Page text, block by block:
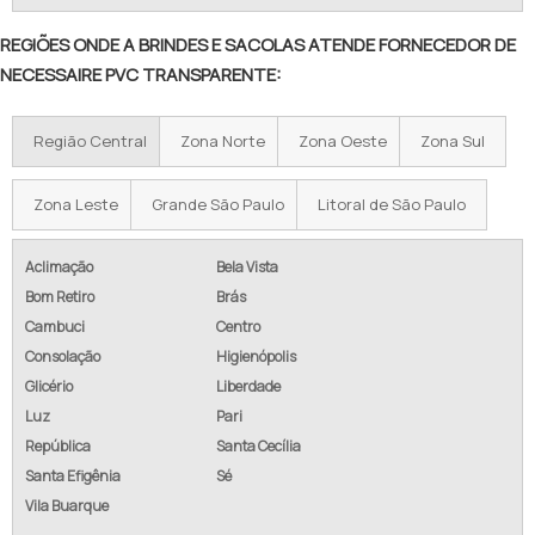
FABRICA DE SACOLA EM PVC
SACOLA DE NYLON COM ZÍPER
SACOLA DE NYLON 600
SACOLA DE NYLON 600 PERSONALIZADA
FABRICANTE DE SACOLA DE NYLON 600
FORNECEDOR DE SACOLA DE NYLON 600
SACOLA RETORNÁVEL DE NYLON
REGIÕES ONDE A BRINDES E SACOLAS ATENDE FORNECEDOR DE
NECESSAIRE PVC TRANSPARENTE:
Região Central Zona Norte Zona Oeste Zona Sul
Zona Leste Grande São Paulo Litoral de São Paulo
Aclimação
Bela Vista
Bom Retiro
Brás
Cambuci
Centro
Consolação
Higienópolis
Glicério
Liberdade
Luz
Pari
República
Santa Cecília
Santa Efigênia
Sé
Vila Buarque